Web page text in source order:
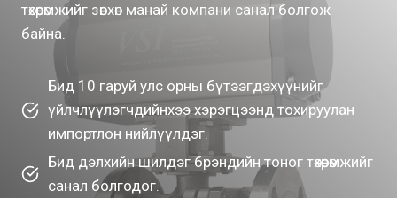
төхөөрөмжийг зөвхөн манай компани санал болгож
байна.
Бид 10 гаруй улс орны бүтээгдэхүүнийг
үйлчлүүлэгчдийнхээ хэрэгцээнд тохируулан
импортлон нийлүүлдэг.
Бид дэлхийн шилдэг брэндийн тоног төхөөрөмжийг
санал болгодог.